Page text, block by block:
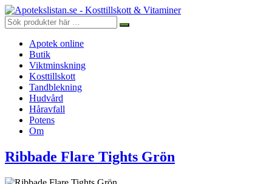
Apotek online
Butik
Viktminskning
Kosttillskott
Tandblekning
Hudvård
Håravfall
Potens
Om
Ribbade Flare Tights Grön